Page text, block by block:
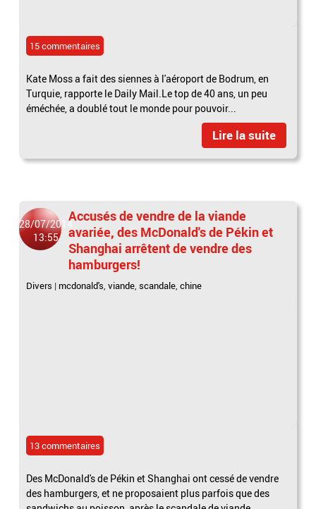
15 commentaires
Kate Moss a fait des siennes à l'aéroport de Bodrum, en
Turquie, rapporte le Daily Mail.Le top de 40 ans, un peu
éméchée, a doublé tout le monde pour pouvoir...
Lire la suite
28/07/2014
13:55
Accusés de vendre de la viande
avariée, des McDonald's de Pékin et
Shanghai arrêtent de vendre des
hamburgers!
Divers | mcdonald's,viande,scandale,chine
13 commentaires
Des McDonald's de Pékin et Shanghai ont cessé de vendre
des hamburgers, et ne proposaient plus parfois que des